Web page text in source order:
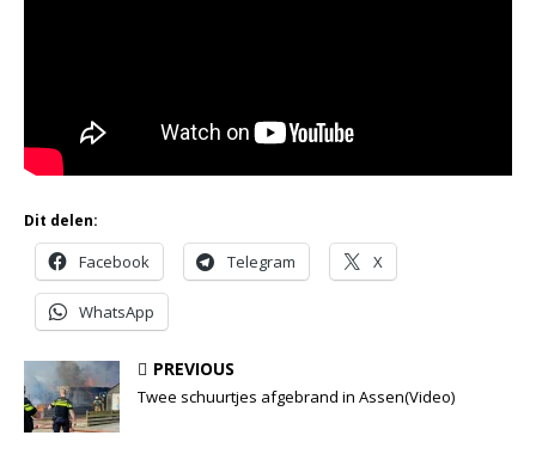
Dit delen:
Facebook Telegram X
WhatsApp
PREVIOUS
Twee schuurtjes afgebrand in Assen(Video)